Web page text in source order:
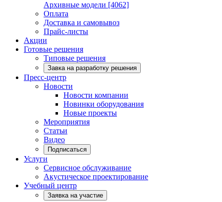
Архивные модели [4062]
Оплата
Доставка и самовывоз
Прайс-листы
Акции
Готовые решения
Типовые решения
Завка на разработку решения
Пресс-центр
Новости
Новости компании
Новинки оборудования
Новые проекты
Мероприятия
Статьи
Видео
Подписаться
Услуги
Сервисное обслуживание
Акустическое проектирование
Учебный центр
Заявка на участие